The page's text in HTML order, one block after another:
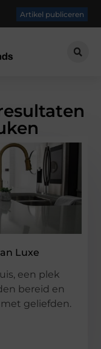
Artikel publiceren
Luxe
een plek
bereid en
geliefden.